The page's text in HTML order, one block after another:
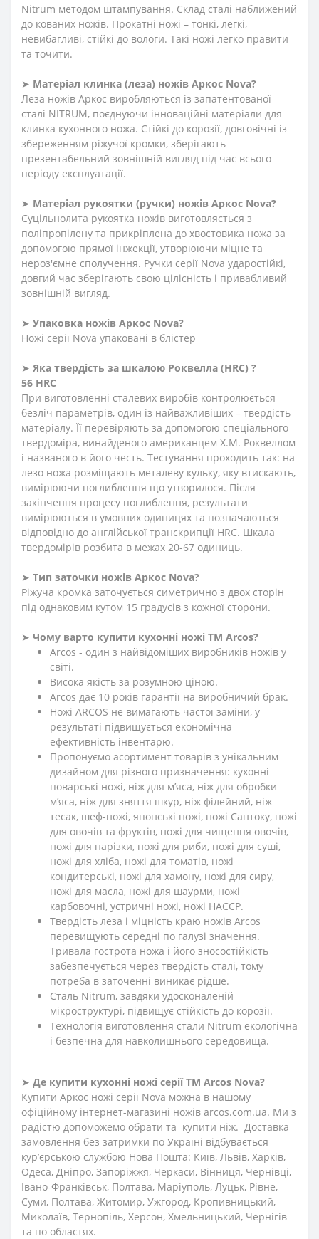
Nitrum методом штампування. Склад сталі наближений
до кованих ножів. Прокатні ножі – тонкі, легкі,
невибагливі, стійкі до вологи. Такі ножі легко правити
та точити.
➤ Матеріал клинка (леза) ножів Аркос Nova?
Леза ножів Аркос виробляються із запатентованої
сталі NITRUM, поєднуючи інноваційні матеріали для
клинка кухонного ножа. Стійкі до корозії, довговічні із
збереженням ріжучої кромки, зберігають
презентабельний зовнішній вигляд під час всього
періоду експлуатації.
➤ Матеріал рукоятки (ручки) ножів Аркос Nova?
Суцільнолита рукоятка ножів виготовляється з
поліпропілену та прикріплена до хвостовика ножа за
допомогою прямої інжекції, утворюючи міцне та
нероз'ємне сполучення. Ручки серії Nova ударостійкі,
довгий час зберігають свою цілісність і привабливий
зовнішній вигляд.
➤ Упаковка ножів Аркос Nova?
Ножі серії Nova упаковані в блістер
➤ Яка твердість за шкалою Роквелла (HRC) ?
56 HRC
При виготовленні сталевих виробів контролюється
безліч параметрів, один із найважливіших – твердість
матеріалу. Її перевіряють за допомогою спеціального
твердоміра, винайденого американцем Х.М. Роквеллом
і названого в його честь. Тестування проходить так: на
лезо ножа розміщають металеву кульку, яку втискають,
вимірюючи поглиблення що утворилося. Після
закінчення процесу поглиблення, результати
вимірюються в умовних одиницях та позначаються
відповідно до англійської транскрипції HRC. Шкала
твердомірів розбита в межах 20-67 одиниць.
➤ Тип заточки ножів Аркос Nova?
Ріжуча кромка заточується симетрично з двох сторін
під однаковим кутом 15 градусів з кожної сторони.
➤ Чому варто купити кухонні ножі ТМ Arcos?
Arcos - один з найвідоміших виробників ножів у
світі.
Висока якість за розумною ціною.
Arcos дає 10 років гарантії на виробничий брак.
Ножі ARCOS не вимагають частої заміни, у
результаті підвищується економічна
ефективність інвентарю.
Пропонуємо асортимент товарів з унікальним
дизайном для різного призначення: кухонні
поварські ножі, ніж для м’яса, ніж для обробки
м’яса, ніж для зняття шкур, ніж філейний, ніж
тесак, шеф-ножі, японські ножі, ножі Сантоку, ножі
для овочів та фруктів, ножі для чищення овочів,
ножі для нарізки, ножі для риби, ножі для суші,
ножі для хліба, ножі для томатів, ножі
кондитерські, ножі для хамону, ножі для сиру,
ножі для масла, ножі для шаурми, ножі
карбовочні, устричні ножі, ножі HACCP.
Твердість леза і міцність краю ножів Arcos
перевищують середні по галузі значення.
Тривала гострота ножа і його зносостійкість
забезпечується через твердість сталі, тому
потреба в заточенні виникає рідше.
Сталь Nitrum, завдяки удосконаленій
мікроструктурі, підвищує стійкість до корозії.
Технологія виготовлення стали Nitrum екологічна
і безпечна для навколишнього середовища.
➤ Де купити кухонні ножі серіїТМ Arcos Nova?
Купити Аркос ножі серії Nova можна в нашому
офіційному інтернет-магазині ножів arcos.com.ua. Ми з
радістю допоможемо обрати та купити ніж. Доставка
замовлення без затримки по Україні відбувається
кур’єрською службою Нова Пошта: Київ, Львів, Харків,
Одеса, Дніпро, Запоріжжя, Черкаси, Вінниця, Чернівці,
Івано-Франківськ, Полтава, Маріуполь, Луцьк, Рівне,
Суми, Полтава, Житомир, Ужгород, Кропивницький,
Миколаїв, Тернопіль, Херсон, Хмельницький, Чернігів
та по областях.